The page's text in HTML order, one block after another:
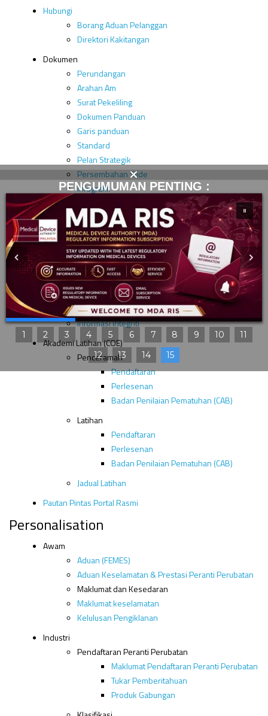
Hubungi
Borang Aduan Pelanggan
Direktori Kakitangan
Dokumen
Perundangan
Arahan Am
Surat Pekeliling
Dokumen Panduan
Garis panduan
Standard
Pelan Strategik
Persembahan Slide
Infografik
Pelan Antirasuah Organisasi (OACP)
Buletin MDA
Siaran Akhbar
Liputan Media (Keratan Akhbar)
Laporan Tahunan
Tinjauan Kepuasan Pelanggan
Hasil Kajian Kepuasan Pelanggan
Laporan Kajian Kepuasan Pelanggan
Informasi Integriti
Akademi Latihan (COE)
Penceramah
Pendaftaran
Perlesenan
Badan Penilaian Pematuhan (CAB)
Latihan
Pendaftaran
Perlesenan
Badan Penilaian Pematuhan (CAB)
Jadual Latihan
Pautan Pintas Portal Rasmi
Personalisation
Awam
Aduan (FEMES)
Aduan Keselamatan & Prestasi Peranti Perubatan
Maklumat dan Kesedaran
Maklumat keselamatan
Kelulusan Pengiklanan
Industri
Pendaftaran Peranti Perubatan
Maklumat Pendaftaran Peranti Perubatan
Tukar Pemberitahuan
Produk Gabungan
PENGUMUMAN PENTING :
1 2 3 4 5 6 7 8 9 10
11
12
13 14 15